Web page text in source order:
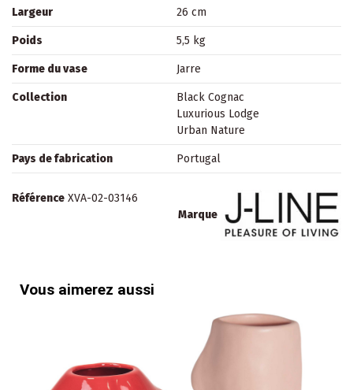
Largeur 26 cm
Poids 5,5 kg
Forme du vase Jarre
Collection
Black Cognac
Luxurious Lodge
Urban Nature
Pays de fabrication Portugal
Marque
Référence XVA-02-03146
Vous aimerez aussi